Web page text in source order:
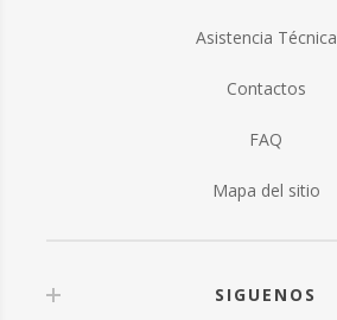
Asistencia Técnica
Contactos
FAQ
Mapa del sitio
SIGUENOS